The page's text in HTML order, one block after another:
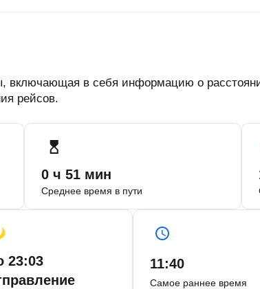
включающая в себя информацию о
рейсов.
0 ч 51 мин
Среднее время в пути
23:03
11:40
Самое раннее время